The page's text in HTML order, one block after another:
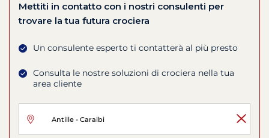
Mettiti in contatto con i nostri consulenti per
trovare la tua futura crociera
Un consulente esperto ti contatterà al più presto
Consulta le nostre soluzioni di crociera nella tua
area cliente